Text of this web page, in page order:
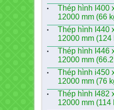
Thép hình I400
12000 mm (66
Thép hình I440
12000 mm (124
Thép hình I446
12000 mm
Thép hình i450
12000 mm (76
Thép hình I482
12000 mm (114